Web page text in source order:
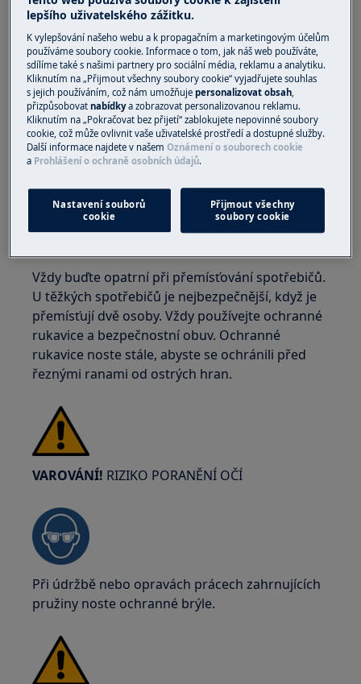
VAROVÁNÍ!RIZIKO ZRANĚNÍ
Vždy buďte opatrní při přemísťování spotřebičů.
U těžkých spotřebičů je nejbezpečnější, když je
přemísťují dvě osoby. Vždy používejte ochranné
rukavice a bezpečnostní obuv. Ochranné
rukavice noste stále, abyste se ochránili před
řeznými ranami od ostrých hran.
VAROVÁNÍ! RIZIKO PORANĚNÍ OČÍ
Při údržbě nebo opravách prácech zahrnujících
pružiny noste ochranné brýle.
lepšího uživatelského zážitku.
K vylepšování našeho webu a k propagačním a marketingovým účelům
používáme soubory cookie. Informace o tom, jak náš web používáte,
sdílíme také s našimi partnery pro sociální média, reklamu a analytiku.
Kliknutím na „Přijmout všechny soubory cookie“ vyjadřujete souhlas
s jejich používáním, což nám umožňujepersonalizovat obsah,
přizpůsobovatnabídkya zobrazovat personalizovanou reklamu.
Kliknutím na „Pokračovat bez přijetí“ zablokujete nepovinné soubory
cookie, což může ovlivnit vaše uživatelské prostředí a dostupné služby.
Další informace najdete v našemOznámení o souborech cookie
a Prohlášení o ochraně osobních údajů.
Nastavení souborů
cookie
Přijmout všechny
soubory cookie